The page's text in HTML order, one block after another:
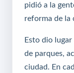
pidió a la
reforma de la
Esto dio
de parques,
ciudad. En